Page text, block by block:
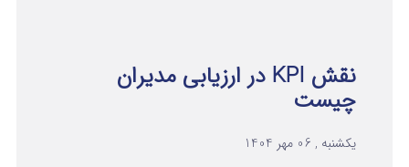
نقش KPI در ارزیابی مدیران
چیست
یکشنبه , 06 مهر 1404